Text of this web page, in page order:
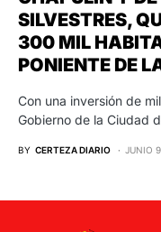
SILVESTRES,
300 MIL
PONIENTE DE
Con una inversión de
Gobierno de la Ciudad
BY CERTEZA DIARIO JUNIO